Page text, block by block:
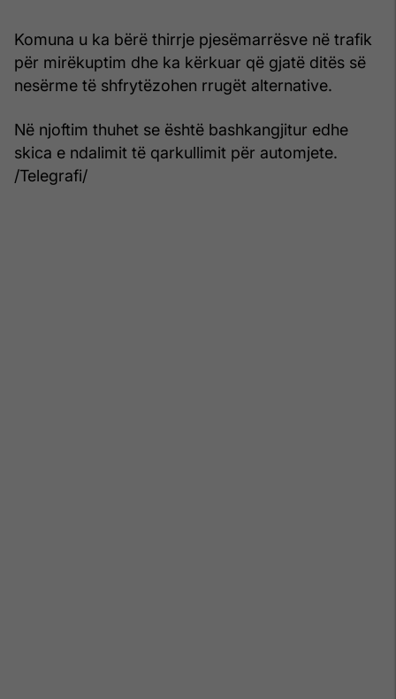
Komuna u ka bërë thirrje pjesëmarrësve në trafik
për mirëkuptim dhe ka kërkuar që gjatë ditës së
nesërme të shfrytëzohen rrugët alternative.
Në njoftim thuhet se është bashkangjitur edhe
skica e ndalimit të qarkullimit për automjete.
/Telegrafi/